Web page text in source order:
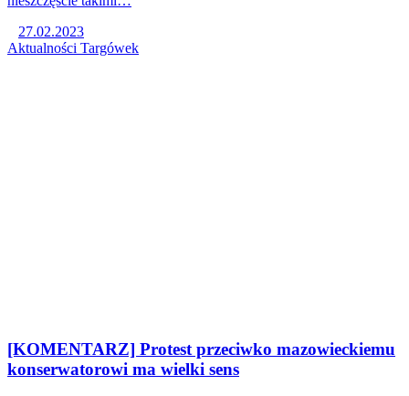
27.02.2023
Aktualności Targówek
[KOMENTARZ] Protest przeciwko mazowieckiemu
konserwatorowi ma wielki sens